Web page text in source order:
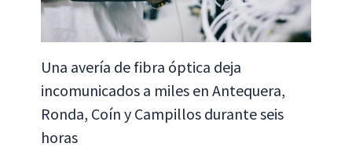
Una avería de fibra óptica deja
incomunicados a miles en Antequera,
Ronda, Coín y Campillos durante seis
horas